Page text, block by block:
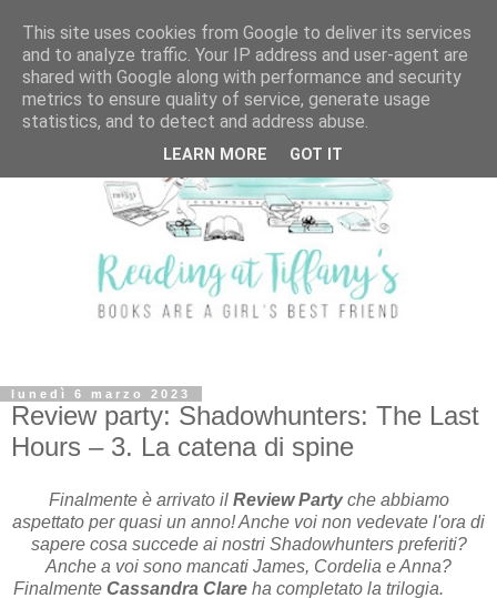
lunedì 6 marzo 2023
Review party: Shadowhunters: The Last
Hours – 3. La catena di spine
Finalmente è arrivato il Review Partyche abbiamo
aspettato per quasi un anno! Anche voi non vedevate l'ora di
sapere cosa succede ai nostri Shadowhunters preferiti?
Anche a voi sono mancati James, Cordelia e Anna?
Finalmente Cassandra Clare ha completato la trilogia.
This site uses cookies from Google to deliver its services
and to analyze traffic. Your IP address and user-agent are
shared with Google along with performance and security
metrics to ensure quality of service, generate usage
statistics, and to detect and address abuse.
LEARN MORE GOT IT